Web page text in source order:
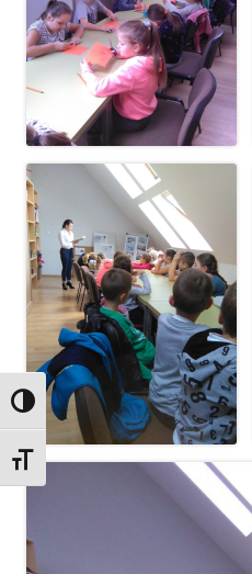
Przełącz wysoki kontrast
Zmień rozmiar czcionek